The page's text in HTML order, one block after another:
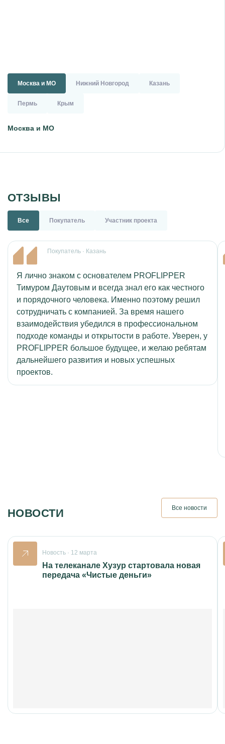
Москва и МО Нижний Новгород Казань
Пермь Крым
Москва и МО
ОТЗЫВЫ
Все Покупатель Участник проекта
Покупатель · Казань
Я лично знаком с основателем PROFLIPPER
Тимуром Даутовым и всегда знал его как честного
и порядочного человека. Именно поэтому решил
сотрудничать с компанией. За время нашего
взаимодействия убедился в профессиональном
подходе команды и открытости в работе. Уверен, у
PROFLIPPER большое будущее, и желаю ребятам
дальнейшего развития и новых успешных
проектов.
НОВОСТИ Все новости
Новость · 12 марта
На телеканале Хузур стартовала новая
передача «Чистые деньги»